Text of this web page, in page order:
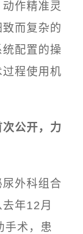
作精准灵
而复杂的
配置的操
程使用机
公开，力
外科组合
年12月
手术，患